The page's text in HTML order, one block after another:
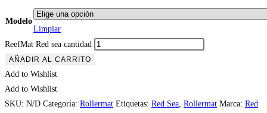
Modelo
Limpiar
ReefMat Red sea cantidad
AÑADIR AL CARRITO
Add to Wishlist
Add to Wishlist
SKU: N/D Categoría: Rollermat Etiquetas: Red Sea Rollermat Marca: Red